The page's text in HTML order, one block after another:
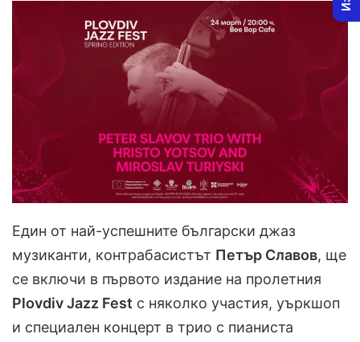
Един от най-успешните български джаз
музиканти, контрабасистът Петър Славов, ще
се включи в първото издание на пролетния
Plovdiv Jazz Fest с няколко участия, уъркшоп
и специален концерт в трио с пианиста